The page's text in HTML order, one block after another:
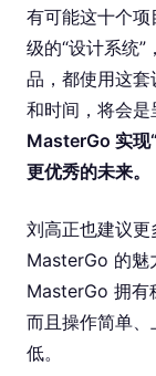
有可能这十个
级的“设计系统
品，都使用这
和时间，将会是
MasterGo 实现
更优秀的未来。
刘高正也建议
MasterGo 的魅
MasterGo 拥有
而且操作简单
低。